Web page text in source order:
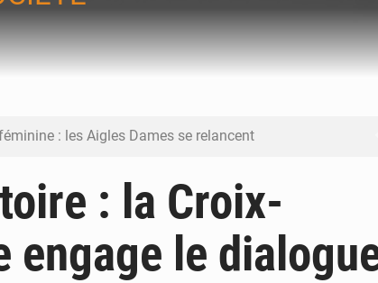
: les Aigles Dames se relancent
: l’anticipation des crues à l’épreuve
étudiante : une présence africaine en hausse dans les universités russes
: la Croix-
engage le